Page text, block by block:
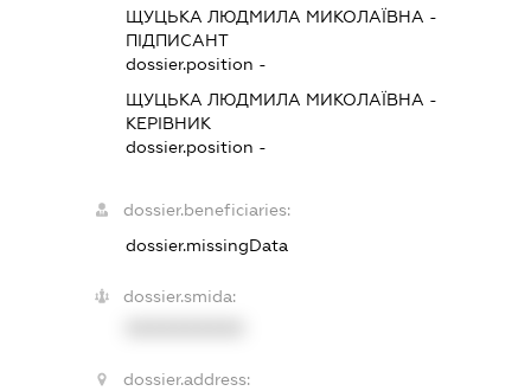
ЩУЦЬКА ЛЮДМИЛА МИКОЛАЇВНА -
ПІДПИСАНТ
dossier.position -
ЩУЦЬКА ЛЮДМИЛА МИКОЛАЇВНА -
КЕРІВНИК
dossier.position -
dossier.beneficiaries:
dossier.missingData
dossier.smida:
dossier.address: